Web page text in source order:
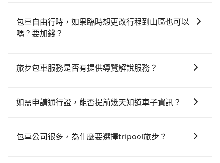
人票價700元，再用10分鐘出站、等待車站前排班的計
程車，搭上小黃後約花70分鐘、車費1,800元後，抵達武
為1,370元。但如果全程使用tripool並到府專車接送，
資，而且更會額外浪費16分鐘在轉乘與等車上，現在還
用。
$115~205承租小轎車，每公里再額外加收$3.2，從三重
綜合體育館到武陵農場的花費預估為$2,600~3,250（金
用預估進去，但額外的汽車保險與可能的罰單都需自
數超過四位，更是沒有較大的七人座或九人座可供選
修理，每一次租車都好像在開樂透一樣。另外，偶爾也
灣大車隊、Uber、Line Taxi、Yoxi等，如果在路邊攔不
到車，也可考慮打電話至三重綜合體育館附近的計程車
約tripool可省高達$1,700。關於交通需要特別注意：像
台或電話叫車，這代表你需要事先預約，並且要做好等
選擇。
包車自由行時，如果臨時想更改行程到山區也可以
嗎？要加錢？
旅步可能會根據行經的路線是否超過海拔1500公尺來進
我們會透過Email的方式向您說明收費細節，讓您能更放
旅步包車服務是否有提供導覽解說服務？
需要導覽服務，可事先透過電子郵件
如需申請通行證，能否提前幾天知道車子資訊？
供用車前一天凌晨六點前取消訂單的服務。所以我們會
包車公司很多，為什麼要選擇tripool旅步？